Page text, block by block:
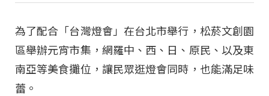
為了配合「台灣燈會」在台北市舉行，松菸文創園
區舉辦元宵市集，網羅中、西、日、原民、以及東
南亞等美食攤位，讓民眾逛燈會同時，也能滿足味
蕾。